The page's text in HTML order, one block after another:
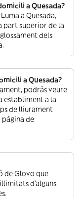
a Quesada?
a Quesada,
part superior de la
dels
a Quesada?
podràs veure
establiment a la
de lliurament
pàgina de
de Glovo que
d’alguns